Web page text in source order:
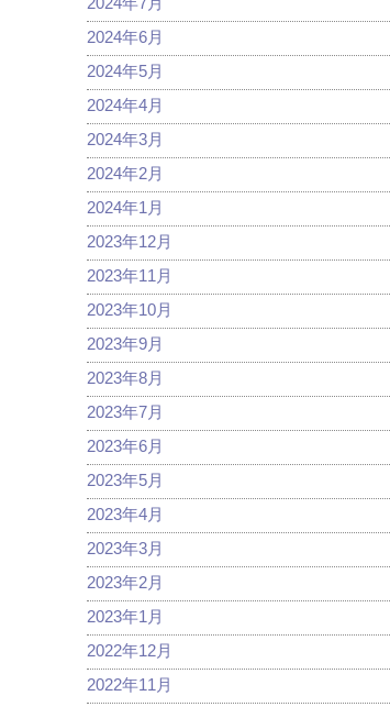
2024年6月
2024年5月
2024年4月
2024年3月
2024年2月
2024年1月
2023年12月
2023年11月
2023年10月
2023年9月
2023年8月
2023年7月
2023年6月
2023年5月
2023年4月
2023年3月
2023年2月
2023年1月
2022年12月
2022年11月